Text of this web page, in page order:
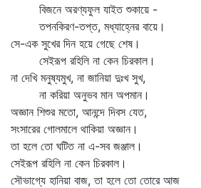
বিজনে অরণ্যফুল যাইত শুকায়ে -
তপনকিরণ-তপ্ত, মধ্যাহ্নের বায়ে।
সে-এক সুখের দিন হয়ে গেছে শেষ।
সেইরূপ রহিলি না কেন চিরকাল।
না দেখি মনুষ্যমুখ, না জানিয়া দুঃখ সুখ,
না করিয়া অনুভব মান অপমান।
অজ্ঞান শিশুর মতো, আনন্দে দিবস যেত,
সংসারের গোলমালে থাকিয়া অজ্ঞান।
তা হলে তো ঘটিত না এ-সব জঞ্জাল।
সেইরূপ রহিলি না কেন চিরকাল।
সৌভাগ্যে হানিয়া বাজ, তা হলে তো তোরে আজ